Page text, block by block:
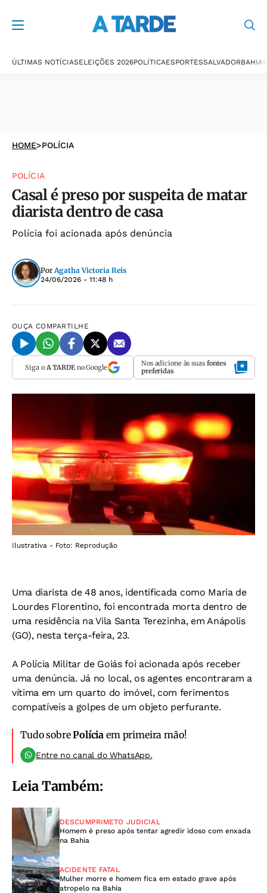
ÚLTIMAS NOTÍCIASELEIÇÕES 2026POLÍTICAESPORTESSALVADORBAHIA
HOME>POLÍCIA
POLÍCIA
Casal é preso por suspeita de matar
diarista dentro de casa
Polícia foi acionada após denúncia
Por Agatha Victoria Reis
24/06/2026 - 11:48 h
OUÇA COMPARTILHE
Siga o A TARDEno Google Nos adicione às suas fontes
preferidas
Ilustrativa - Foto: Reprodução
Uma diarista de 48 anos, identificada como Maria de
Lourdes Florentino, foi encontrada morta dentro de
uma residência na Vila Santa Terezinha, em Anápolis
(GO), nesta terça-feira, 23.
A Polícia Militar de Goiás foi acionada após receber
uma denúncia. Já no local, os agentes encontraram a
vítima em um quarto do imóvel, com ferimentos
compatíveis a golpes de um objeto perfurante.
Tudo sobrePolícia em primeira mão!
Entre no canal do WhatsApp.
Leia Também:
DESCUMPRIMETO JUDICIAL
Homem é preso após tentar agredir idoso com enxada
na Bahia
ACIDENTE FATAL
Mulher morre e homem fica em estado grave após
atropelo na Bahia